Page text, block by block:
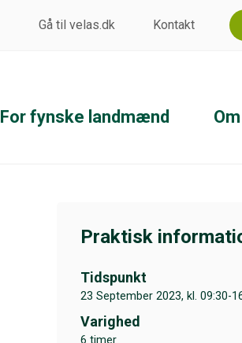
Gå til velas.dk Kontakt
For fynske landmænd
Praktisk
Tidspunkt
23 September 2023, kl. 09:30-
Varighed
6 timer